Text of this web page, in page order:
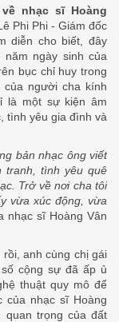
nhạc sĩ Hoàng
Phi Phi - Giám đốc
diễn cho biết, đây
ngày sinh của
bục chỉ huy trong
người cha kính
là một sự kiện âm
tình yêu gia đình và
bản nhạc ông viết
tranh, tình yêu quê
Trở về nơi cha tôi
vừa xúc động, vừa
nhạc sĩ Hoàng Vân
anh cùng chị gái
cộng sự đã ấp ủ
thuật quy mô để
của nhạc sĩ Hoàng
quan trọng của đất